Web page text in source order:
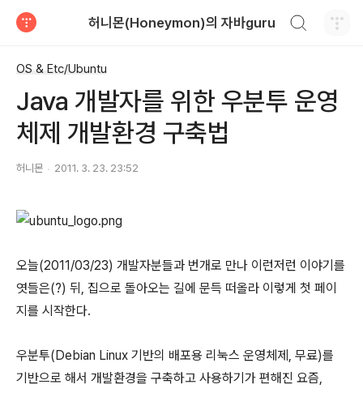
허니몬(Honeymon)의 자바guru
OS & Etc/Ubuntu
Java 개발자를 위한 우분투 운영
체제 개발환경 구축법
허니몬 2011. 3. 23. 23:52
오늘(2011/03/23) 개발자분들과 번개로 만나 이런저런 이야기를
엿들은(?) 뒤, 집으로 돌아오는 길에 문득 떠올라 이렇게 첫 페이
지를 시작한다.
우분투(Debian Linux 기반의 배포용 리눅스 운영체제, 무료)를
기반으로 해서 개발환경을 구축하고 사용하기가 편해진 요즘,